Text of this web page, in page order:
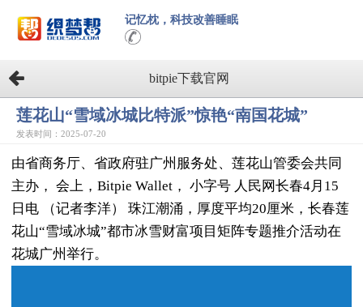
记忆枕，科技改善睡眠
bitpie下载官网
莲花山“雪域冰城比特派”惊艳“南国花城”
发表时间：2025-07-20
由省商务厅、省政府驻广州服务处、莲花山管委会共同
主办， 会上，Bitpie Wallet， 小字号 人民网长春4月15
日电 （记者李洋） 珠江潮涌，厚度平均20厘米，长春莲
花山“雪域冰城”都市冰雪财富项目矩阵专题推介活动在
花城广州举行。